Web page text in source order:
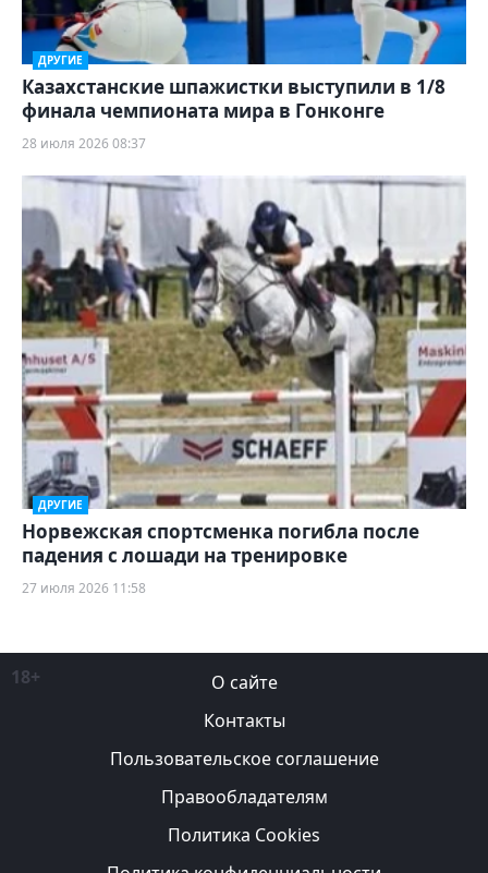
ДРУГИЕ
Казахстанские шпажистки выступили в 1/8
финала чемпионата мира в Гонконге
28 июля 2026 08:37
ДРУГИЕ
Норвежская спортсменка погибла после
падения с лошади на тренировке
27 июля 2026 11:58
18+
О сайте
Контакты
Пользовательское соглашение
Правообладателям
Политика Cookies